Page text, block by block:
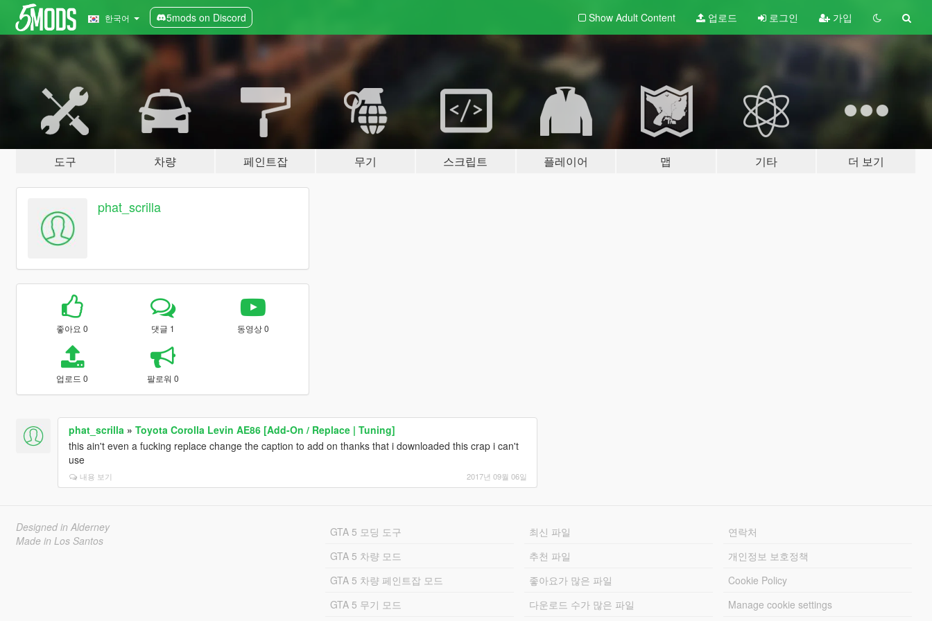
한국어 5mods on Discord Show Adult Content 업로드 로그인 가입
도구 차량 페인트잡 무기 스크립트 플레이어 맵 기타 더 보기
phat_scrilla
좋아요 0 댓글 1 동영상 0
업로드 0 팔로워 0
phat_scrilla » Toyota Corolla Levin AE86 [Add-On / Replace | Tuning]
this ain't even a fucking replace change the caption to add on thanks that i downloaded this crap i can't
use
내용 보기 2017년 09월 06일
Designed in Alderney
Made in Los Santos
GTA 5 모딩 도구
GTA 5 차량 모드
GTA 5 차량 페인트잡 모드
GTA 5 무기 모드
최신 파일
추천 파일
좋아요가 많은 파일
다운로드 수가 많은 파일
연락처
개인정보 보호정책
Cookie Policy
Manage cookie settings